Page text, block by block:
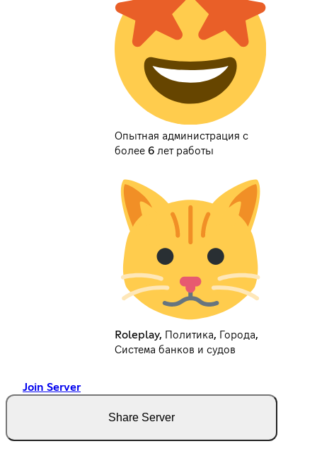
Опытная администрация с
более 6 лет работы
Roleplay, Политика, Города,
Система банков и судов
Join Server
Share Server